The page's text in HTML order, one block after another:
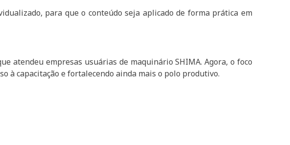
para que o conteúdo seja aplicado de forma prática em
atendeu empresas usuárias de maquinário SHIMA. Agora, o foco
à capacitação e fortalecendo ainda mais o polo produtivo.